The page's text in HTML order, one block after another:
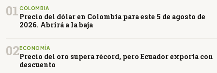
01 COLOMBIA
Precio del dólar en Colombia para este 5 de agosto de
2026. Abrirá a la baja
02ECONOMÍA
Precio del oro supera récord, pero Ecuador exporta con
descuento